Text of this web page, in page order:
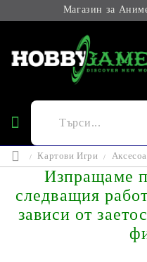
Магазин за
Картови Игри
Изпращаме
следващия
зависи от